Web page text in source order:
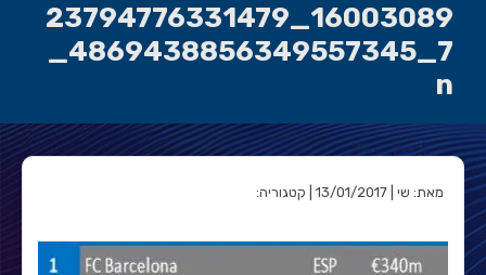
16003089_23794776331479
7_4869438856349557345_
n
מאת: שי | 13/01/2017 | קטגוריה: